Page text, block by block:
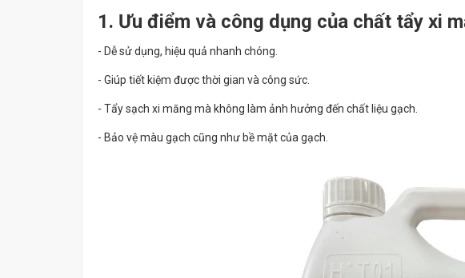
1. Ưu điểm và công dụng của chất tẩy xi
- Dễ sử dụng, hiệu quả nhanh chóng.
- Giúp tiết kiệm được thời gian và công sức.
- Tẩy sạch xi măng mà không làm ảnh hưởng đến chất liệu gạch.
- Bảo vệ màu gạch cũng như bề mặt của gạch.